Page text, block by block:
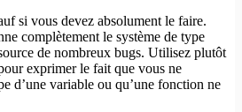
si vous devez absolument le faire.
complètement le système de type
de nombreux bugs. Utilisez plutôt
exprimer le fait que vous ne
d’une variable ou qu’une fonction ne